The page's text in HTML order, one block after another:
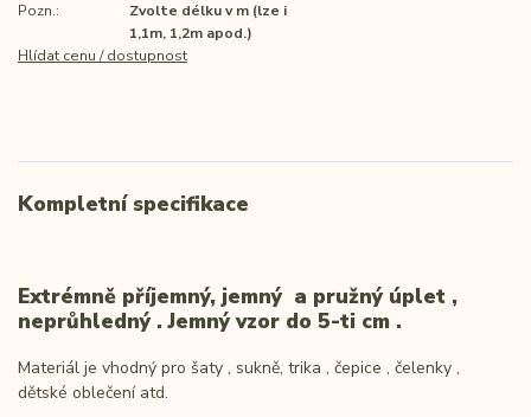
Pozn.:
Zvolte délku v m (lze i
1,1m, 1,2m apod.)
Hlídat cenu / dostupnost
Kompletní specifikace
Extrémně příjemný, jemný a pružný úplet ,
neprůhledný . Jemný vzor do 5-ti cm .
Materiál je vhodný pro šaty , sukně, trika , čepice , čelenky ,
dětské oblečení atd.